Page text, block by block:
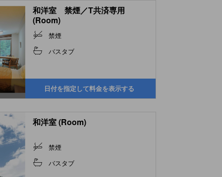
和洋室 禁煙／T共済専用
(Room)
禁煙
バスタブ
日付を指定して料金を表示する
和洋室 (Room)
禁煙
バスタブ